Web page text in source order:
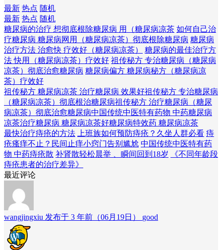
最新 热点 随机
最新 热点 随机
糖尿病的治疗 想彻底根除糖尿病 用（糖尿病凉茶 如何自己治
疗糖尿病 糖尿病网用（糖尿病凉茶）彻底根除糖尿病 糖尿病
治疗方法 治愈快 疗效好（糖尿病凉茶）
糖尿病的最佳治疗方
法 快用（糖尿病凉茶）疗效好 祖传秘方 专治糖尿病（糖尿病
凉茶）彻底治愈糖尿病 糖尿病偏方 糖尿病秘方（糖尿病凉
茶）疗效好
祖传秘方 糖尿病凉茶 治疗糖尿病 效果好祖传秘方 专治糖尿病
（糖尿病凉茶）彻底根治糖尿病祖传秘方 治疗糖尿病（糖尿
病凉茶）彻底治愈糖尿病中国传统中医特有药物 中药糖尿病
凉茶治疗糖尿病 糖尿病凉茶好糖尿病特效药 糖尿病凉茶
最快治疗痔疮的方法
上班族如何预防痔疮？久坐人群必看 痔
疮瘙痒不止？民间止痒小窍门告别尴尬 中国传统中医特有药
物 中药痔疮散 补肾散轻松晨举 、瞬间回到18岁
《不同年龄段
痔疮患者的治疗差异》
最近评论
wangjingxiu 发布于 3 年前（06月19日） good